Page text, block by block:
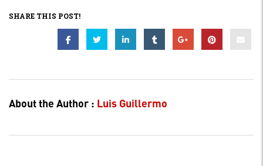
SHARE THIS POST!
About the Author : Luis Guillermo